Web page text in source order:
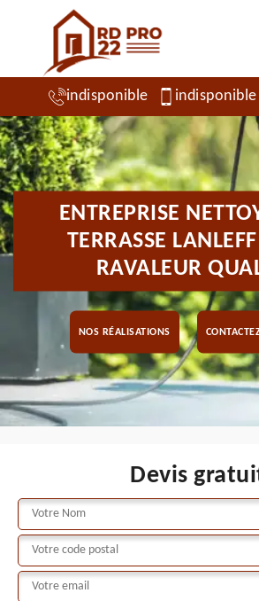
indisponible indisponible
ENTREPRISE
TERRASSE
RAVALEUR
NOS RÉALISATIONS
Devis